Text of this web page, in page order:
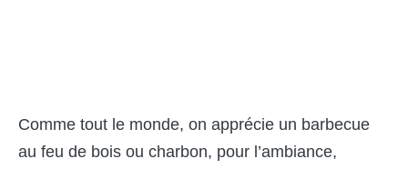
Comme tout le monde, on apprécie un barbecue
au feu de bois ou charbon, pour l’ambiance,